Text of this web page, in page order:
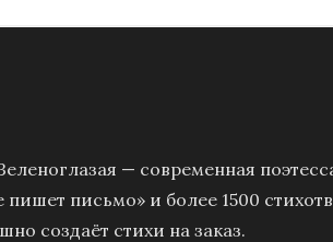
— современная
пишет письмо» и более 1500
создаёт стихи на заказ.